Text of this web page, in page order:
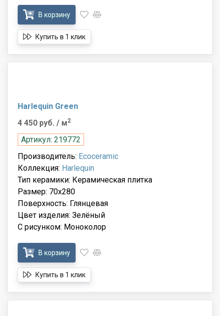
В корзину
Купить в 1 клик
Harlequin Green
4 450 руб. / м2
Артикул: 219772
Производитель: Ecoceramic
Коллекция: Harlequin
Тип керамики: Керамическая плитка
Размер: 70x280
Поверхность: Глянцевая
Цвет изделия: Зелёный
С рисунком: Моноколор
В корзину
Купить в 1 клик